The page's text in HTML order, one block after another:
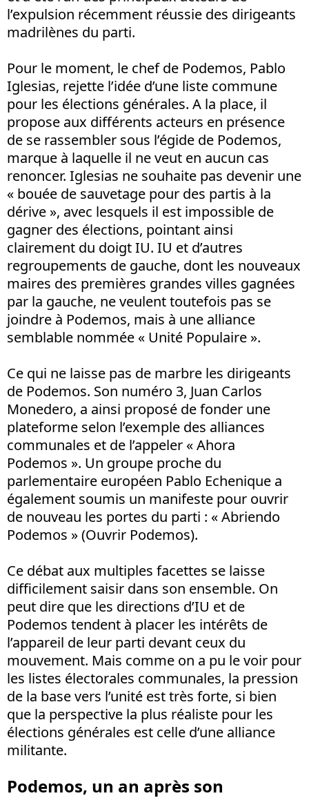
l’expulsion récemment réussie des dirigeants
madrilènes du parti.
Pour le moment, le chef de Podemos, Pablo
Iglesias, rejette l’idée d’une liste commune
pour les élections générales. A la place, il
propose aux différents acteurs en présence
de se rassembler sous l’égide de Podemos,
marque à laquelle il ne veut en aucun cas
renoncer. Iglesias ne souhaite pas devenir une
« bouée de sauvetage pour des partis à la
dérive », avec lesquels il est impossible de
gagner des élections, pointant ainsi
clairement du doigt IU. IU et d’autres
regroupements de gauche, dont les nouveaux
maires des premières grandes villes gagnées
par la gauche, ne veulent toutefois pas se
joindre à Podemos, mais à une alliance
semblable nommée « Unité Populaire ».
Ce qui ne laisse pas de marbre les dirigeants
de Podemos. Son numéro 3, Juan Carlos
Monedero, a ainsi proposé de fonder une
plateforme selon l’exemple des alliances
communales et de l’appeler « Ahora
Podemos ». Un groupe proche du
parlementaire européen Pablo Echenique a
également soumis un manifeste pour ouvrir
de nouveau les portes du parti : « Abriendo
Podemos » (Ouvrir Podemos).
Ce débat aux multiples facettes se laisse
difficilement saisir dans son ensemble. On
peut dire que les directions d’IU et de
Podemos tendent à placer les intérêts de
l’appareil de leur parti devant ceux du
mouvement. Mais comme on a pu le voir pour
les listes électorales communales, la pression
de la base vers l’unité est très forte, si bien
que la perspective la plus réaliste pour les
élections générales est celle d’une alliance
militante.
Podemos, un an après son